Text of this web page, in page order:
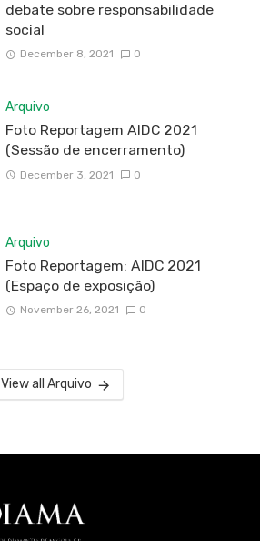
debate sobre responsabilidade
social
December 8, 2021 0
Arquivo
Foto Reportagem AIDC 2021
(Sessão de encerramento)
December 3, 2021 0
Arquivo
Foto Reportagem: AIDC 2021
(Espaço de exposição)
November 26, 2021 0
View all Arquivo